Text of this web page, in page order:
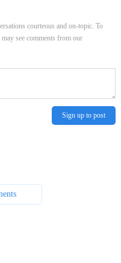
courteous and on-topic. To
see comments from our
Sign up to post